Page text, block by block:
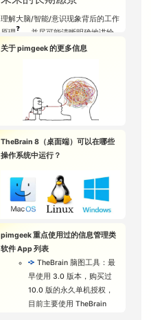
并且注册体现个人
神的新域名
。此后旧站内容被
逐步迁移到
https://pimgeek.
com/notes/
，并改名为
学习者
的数字花园
备注 3：2023 年
10 月，突出
TiddlyWiki 的可玩
性，再次改名为
字母，通常为末字
如何打出来，可以
位于电脑键盘数字
1 左侧) 进行纯虎码
反查
的 “疤” 字如何打出
来，只要先输入 "
输入 amb，即可查
出对应的鹤虎音形
码：『疤 baa
个，一个是 3 字母
的 baa，另一个是
5 字母的 baamb
大纲视图 (Outline
扩展视图 (Extended
/思维导图视图 (MindMap
View)
很多使用者都尝试把自己的
TheBrain 8 相关笔记
能否免费试用 TheBrain 8
如何用高版本 TheBrain 的
付费账号激活 TheBrain 8
专业版？
在 TheBrain 官网找不到
8.0 下载链接怎么办？
打开 TheBrain 8 后无法登
如果这个目标看上去有太多解读角
度的话，不妨这样理解：它有可能
催生一种通往 “内心花园” 的去中心
都容易沉浸在其中
见建议，也许一开始不太舒
定会超越这种不舒服的感觉
3) 和做类似事情/有类似兴
趣的人建立联系，保持经
验/技术交流，可能会体验
到一种氛围，它让你进一步
专注在自己喜欢做的事上面
pimgeek 连接者计划”，也
是为了方便自己的朋友们互
相之间建立兴趣联系）
短期而言，上面的 3 条思路可能都
用不上。你可能需要对手机做一些
设置，把来自各种 App 的通知提醒
尽量关闭，然后认真地观察自己：
注意力被带偏之前，曾经遇到了什
么困难 (工作任务重/学习资料难/饥
渴困倦/陷入无聊等)，这些困难都是
理解大脑/智能/意识现象背后的工作
原理❓
，并尽可能清晰明确地讲给
其他关心此问题的人。
预计的实现路径
终生持续更新的个人专属
资料库（比如
🎮 数字游乐园
理个人认为值得长期收藏和传播的
资料，以公开学习的方式驱动自己
地进入创意写作模式？”这个问题开
始研究， 迂回地接近大脑/意识研究
的核心问题。
目前可做的工作
学习/分享认知科学基础知识，学习/
分享个人信息管理（PIM）相关工具
的经验技巧，实践兴趣导向的自主
创作，创作的内容选题方面，尝试
关于 pimgeek 的更多信息
签名：😌 沉浸创作 ❃ 连接作者
🤝
意识流版个人介绍
想搞懂自我意识/大脑/智能
展：数字花园 / 公开学习）
想构建一个令创作者们沉浸
其中的交流空间（进展：
“学习者的交流空间”知识星
球）
在摆脱内卷的道路上寻找同
TheBrain 8（桌面端）可以在哪些
操作系统中运行？
经 pimgeek 个人使用测试，
TheBrain 8 能够在以下操作系统中
正常运行：
在普通 PC 电脑中运行的
Windows 7 / 8 / 10 / 11，
无论是 32 位（x86）版
pimgeek 重点使用过的信息管理类
软件 App 列表
TheBrain 脑图工具：最
早使用 3.0 版本，购买过
10.0 版的永久单机授权，
目前主要使用 TheBrain